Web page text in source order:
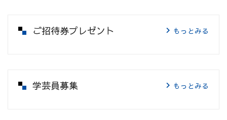
ご招待券プレゼント もっとみる
学芸員募集 もっとみる